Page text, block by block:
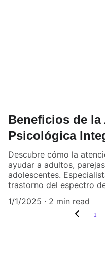
Beneficios de la
Psicológica
Descubre cómo la
ayudar a adultos,
adolescentes.
trastorno del espectro
1/1/2025
2 min read
1